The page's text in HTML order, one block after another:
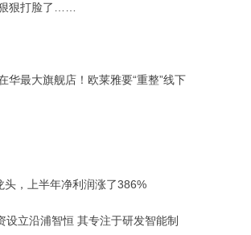
狠打脸了……
华最大旗舰店！欧莱雅要“重整”线下
，上半年净利润涨了386%
设立沿浦智恒 其专注于研发智能制